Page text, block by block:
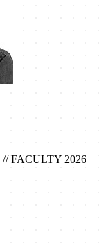
// FACULTY 2026